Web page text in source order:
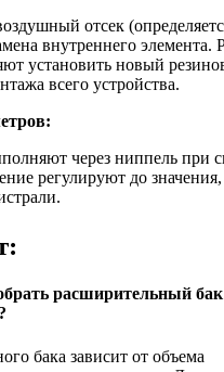
отсек
внутреннего элемента.
установить новый
всего устройства.
через ниппель при
регулируют до
расширительный
бака зависит от объема